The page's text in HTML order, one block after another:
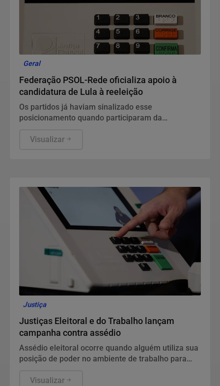
Geral
Federação PSOL-Rede oficializa apoio à
candidatura de Lula à reeleição
Os partidos já haviam sinalizado esse
posicionamento quando participaram da
Visualizar
Justiça
Justiças Eleitoral e do Trabalho lançam
campanha contra assédio
Assédio eleitoral ocorre quando alguém utiliza sua
posição de poder no ambiente de trabalho para
trabalhadores a votar, deixar de votar ou apoiar
Visualizar